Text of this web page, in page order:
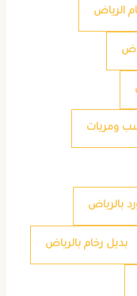
الرياض
ومريات
بالرياض
بديل رخام بالرياض